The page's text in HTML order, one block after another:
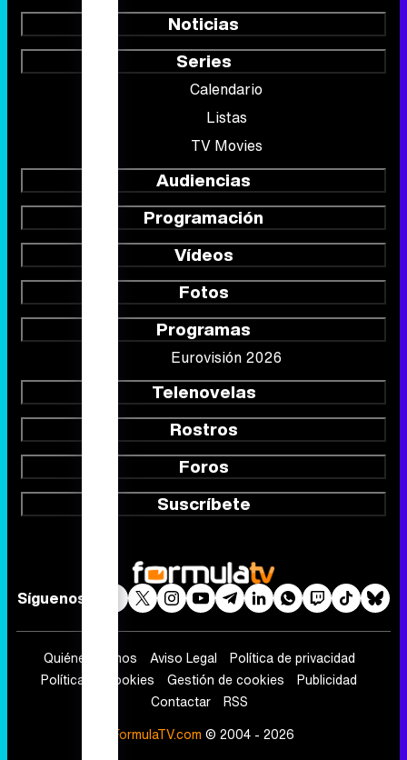
Noticias
Series
Calendario
Listas
TV Movies
Audiencias
Programación
Vídeos
Fotos
Programas
Eurovisión 2026
Telenovelas
Rostros
Foros
Suscríbete
Síguenos
Quiénes somos Aviso Legal
Política de privacidad
Política de cookies
Gestión de cookies
Publicidad
Contactar
RSS
FormulaTV.com © 2004 - 2026